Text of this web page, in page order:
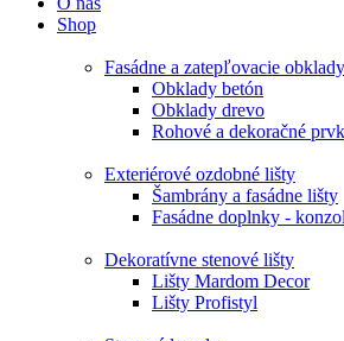
Shop
Fasádne a zatepľovacie obklady
Obklady betón
Obklady drevo
Rohové a dekoračné
Exteriérové ozdobné lišty
Šambrány a fasádne lišty
Fasádne doplnky -
Dekoratívne stenové lišty
Lišty Mardom Decor
Lišty Profistyl